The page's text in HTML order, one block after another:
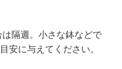
隔週。小さな鉢などで
安に与えてください。